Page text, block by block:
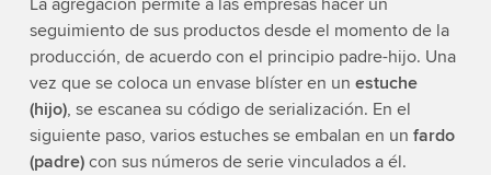
seguimiento de sus productos desde el momento de la
producción, de acuerdo con el principio padre-hijo. Una
vez que se coloca un envase blíster en un estuche
(hijo), se escanea su código de serialización. En el
siguiente paso, varios estuches se embalan en un fardo
(padre)con sus números de serie vinculados a él.